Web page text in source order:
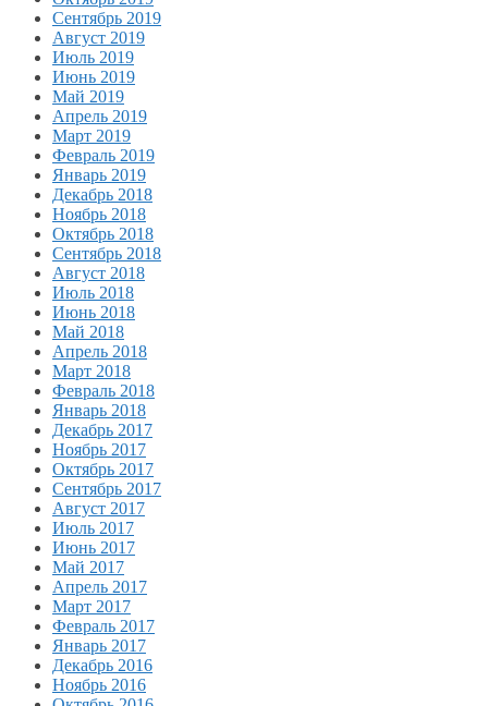
Сентябрь 2019
Август 2019
Июль 2019
Июнь 2019
Май 2019
Апрель 2019
Март 2019
Февраль 2019
Январь 2019
Декабрь 2018
Ноябрь 2018
Октябрь 2018
Сентябрь 2018
Август 2018
Июль 2018
Июнь 2018
Май 2018
Апрель 2018
Март 2018
Февраль 2018
Январь 2018
Декабрь 2017
Ноябрь 2017
Октябрь 2017
Сентябрь 2017
Август 2017
Июль 2017
Июнь 2017
Май 2017
Апрель 2017
Март 2017
Февраль 2017
Январь 2017
Декабрь 2016
Ноябрь 2016